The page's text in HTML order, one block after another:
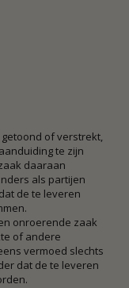
of verstrekt,
te zijn
daaraan
als partijen
de te leveren
onroerende zaak
of andere
vermoed slechts
dat de te leveren